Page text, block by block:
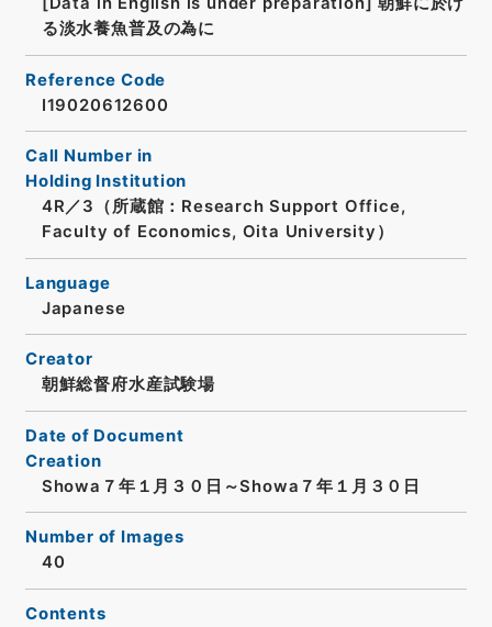
る淡水養魚普及の為に
Reference Code
I19020612600
Call Number in
Holding Institution
4R／3（所蔵館：Research Support Office,
Faculty of Economics, Oita University）
Language
Japanese
Creator
朝鮮総督府水産試験場
Date of Document
Creation
Showa７年１月３０日～Showa７年１月３０日
Number of Images
40
Contents